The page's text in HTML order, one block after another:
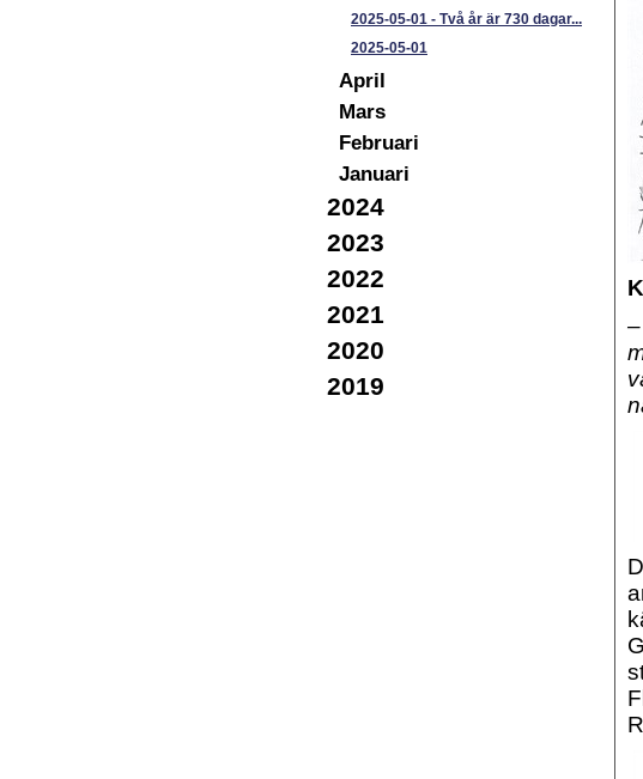
2025-05-01 - Två år är 730 dagar...
2025-05-01
April
Mars
Februari
Januari
2024
2023
2022
2021
2020
2019